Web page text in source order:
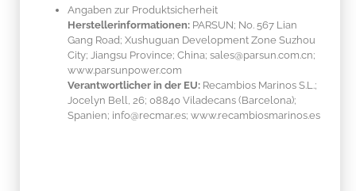
Angaben zur Produktsicherheit
Herstellerinformationen: PARSUN; No. 567 Lian
Gang Road; Xushuguan Development Zone Suzhou
City; Jiangsu Province; China; sales@parsun.com.cn;
www.parsunpower.com
Verantwortlicher in der EU: Recambios Marinos S.L.;
Jocelyn Bell, 26; 08840 Viladecans (Barcelona);
Spanien; info@recmar.es; www.recambiosmarinos.es